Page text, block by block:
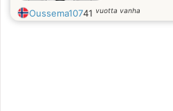
Oussema10741 vuotta vanha